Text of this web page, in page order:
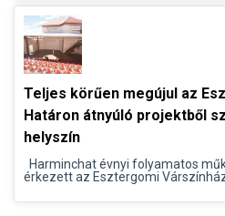
Teljes körűen megújul az
Határon átnyúló projektből
helyszín
Harminchat évnyi folyamatos
érkezett az Esztergomi